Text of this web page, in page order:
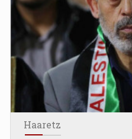
Haaretz